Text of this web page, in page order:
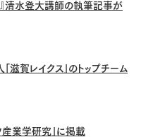
清水登大講師の執筆記事が
賀レイクス」のトップチーム
業学研究」に掲載